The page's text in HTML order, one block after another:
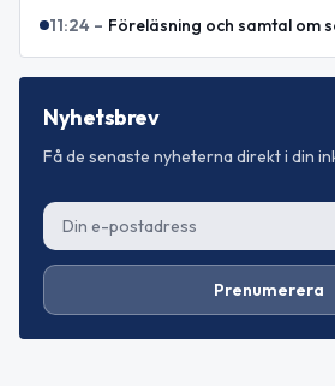
11:24 – Föreläsning och samtal om
Nyhetsbrev
Få de senaste nyheterna direkt i din
Prenumerera